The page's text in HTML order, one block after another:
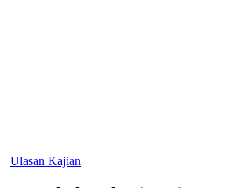
Ulasan Kajian